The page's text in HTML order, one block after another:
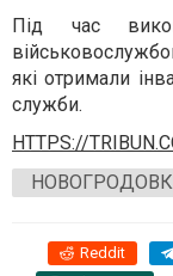
Під час
які отримали
служби.
HTTPS://
Reddit